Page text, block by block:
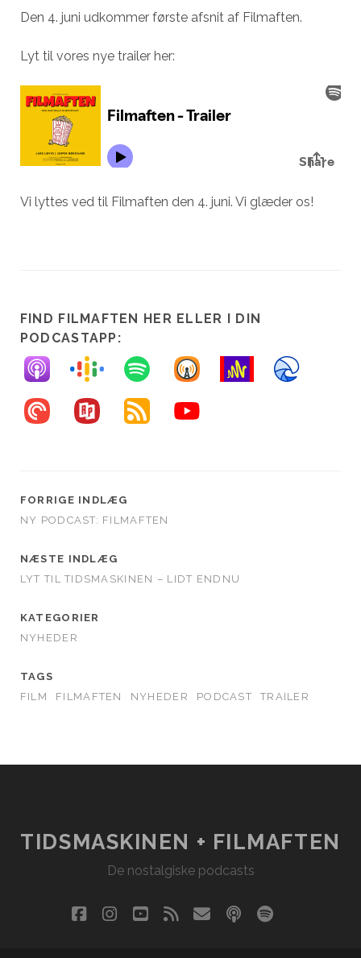
Den 4. juni udkommer første afsnit af Filmaften.
Lyt til vores nye trailer her:
Vi lyttes ved til Filmaften den 4. juni. Vi glæder os!
FIND FILMAFTEN HER ELLER I DIN
PODCASTAPP:
FORRIGE INDLÆG
NY PODCAST: FILMAFTEN
NÆSTE INDLÆG
LYT TIL TIDSMASKINEN – LIDT ENDNU
KATEGORIER
NYHEDER
TAGS
FILM
FILMAFTEN NYHEDER PODCAST TRAILER
TIDSMASKINEN + FILMAFTEN
De nostalgiske podcasts
facebookinstagram
youtube
rss emailpodcastspotify